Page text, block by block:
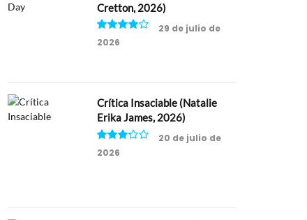
Cretton, 2026)
8
29 de julio de
2026
Crítica Insaciable (Natalie
Erika James, 2026)
6.5
20 de julio de
2026